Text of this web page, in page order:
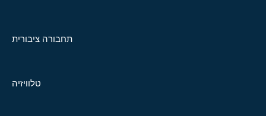
תחבורה ציבורית
טלוויזיה